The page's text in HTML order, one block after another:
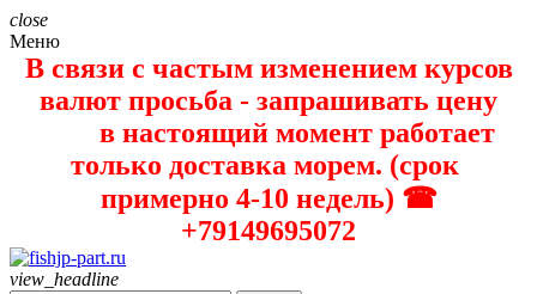
close
Меню
В связи с частым изменением курсов
валют просьба - запрашивать цену
в настоящий момент работает
только доставка морем. (срок
примерно 4-10 недель) ☎
+79149695072
view_headline